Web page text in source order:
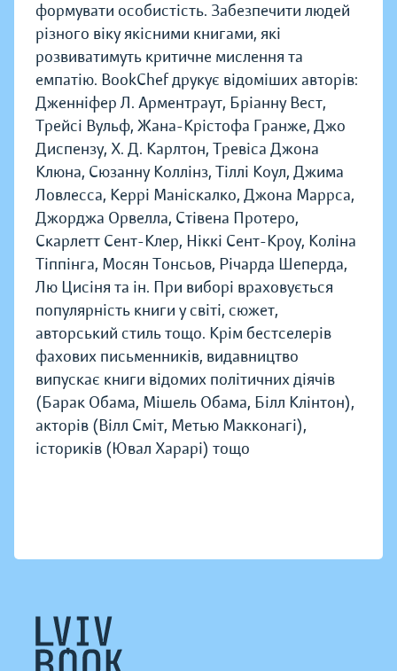
формувати особистість. Забезпечити людей
різного віку якісними книгами, які
розвиватимуть критичне мислення та
емпатію. BookChef друкує відоміших авторів:
Дженніфер Л. Арментраут, Бріанну Вест,
Трейсі Вульф, Жана-Крістофа Гранже, Джо
Диспензу, Х. Д. Карлтон, Тревіса Джона
Клюна, Сюзанну Коллінз, Тіллі Коул, Джима
Ловлесса, Керрі Маніскалко, Джона Маррса,
Джорджа Орвелла, Стівена Протеро,
Скарлетт Сент-Клер, Ніккі Сент-Кроу, Коліна
Тіппінга, Мосян Тонсьов, Річарда Шеперда,
Лю Цисіня та ін. При виборі враховується
популярність книги у світі, сюжет,
авторський стиль тощо. Крім бестселерів
фахових письменників, видавництво
випускає книги відомих політичних діячів
(Барак Обама, Мішель Обама, Білл Клінтон),
акторів (Вілл Сміт, Метью Макконагі),
істориків (Ювал Харарі) тощо